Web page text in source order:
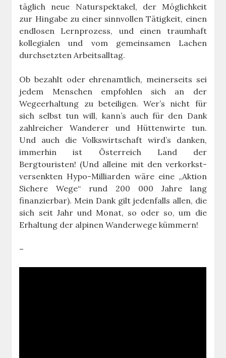
täglich neue Naturspektakel, der Möglichkeit
zur Hingabe zu einer sinnvollen Tätigkeit, einen
endlosen Lernprozess, und einen traumhaft
kollegialen und vom gemeinsamen Lachen
durchsetzten Arbeitsalltag.
Ob bezahlt oder ehrenamtlich, meinerseits sei
jedem Menschen empfohlen sich an der
Wegeerhaltung zu beteiligen. Wer’s nicht für
sich selbst tun will, kann’s auch für den Dank
zahlreicher Wanderer und Hüttenwirte tun.
Und auch die Volkswirtschaft wird’s danken,
immerhin ist Österreich Land der
Bergtouristen! (Und alleine mit den verkorkst-
versenkten Hypo-Milliarden wäre eine „Aktion
Sichere Wege“ rund 200 000 Jahre lang
finanzierbar). Mein Dank gilt jedenfalls allen, die
sich seit Jahr und Monat, so oder so, um die
Erhaltung der alpinen Wanderwege kümmern!
–